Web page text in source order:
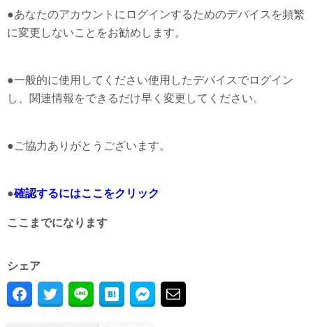
●あなたのアカウントにログインするためのデバイスを頻繁
に変更しないことをお勧めします。
●一般的に使用してください使用したデバイスでログイン
し、関連情報をできるだけ早く変更してください。
●ご協力ありがとうございます。
●確認するにはここをクリック
ここまでになります
シェア